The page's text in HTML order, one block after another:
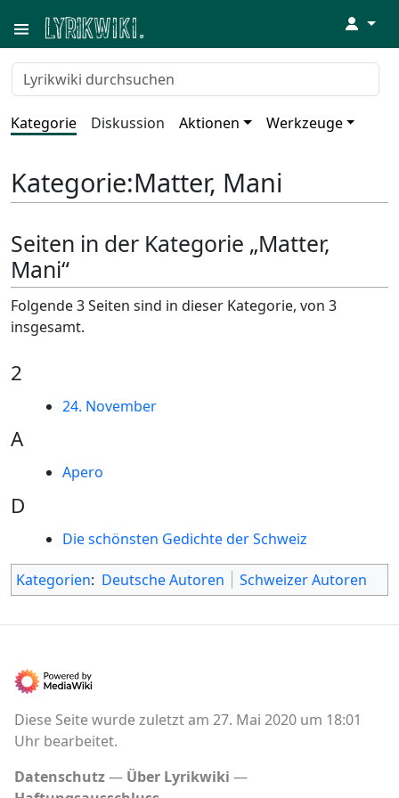
↓
Kategorie Diskussion Aktionen Werkzeuge
Kategorie:Matter, Mani
Seiten in der Kategorie „Matter,
Mani“
Folgende 3 Seiten sind in dieser Kategorie, von 3
insgesamt.
2
24. November
A
Apero
D
Die schönsten Gedichte der Schweiz
Kategorien: Deutsche Autoren Schweizer Autoren
Diese Seite wurde zuletzt am 27. Mai 2020 um 18:01
Uhr bearbeitet.
Datenschutz
Über Lyrikwiki